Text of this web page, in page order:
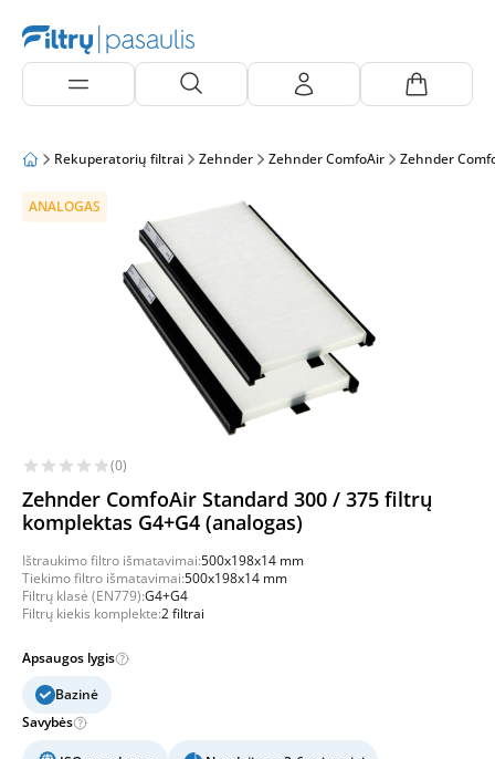
Rekuperatorių filtrai Zehnder Zehnder ComfoAir Zehnder
ANALOGAS
(0)
Zehnder ComfoAir Standard 300 / 375 filtrų
komplektas G4+G4 (analogas)
Ištraukimo filtro išmatavimai:500x198x14 mm
Tiekimo filtro išmatavimai:500x198x14 mm
Filtrų klasė (EN779):G4+G4
Filtrų kiekis komplekte:2 filtrai
Apsaugos lygis
Bazinė
Savybės